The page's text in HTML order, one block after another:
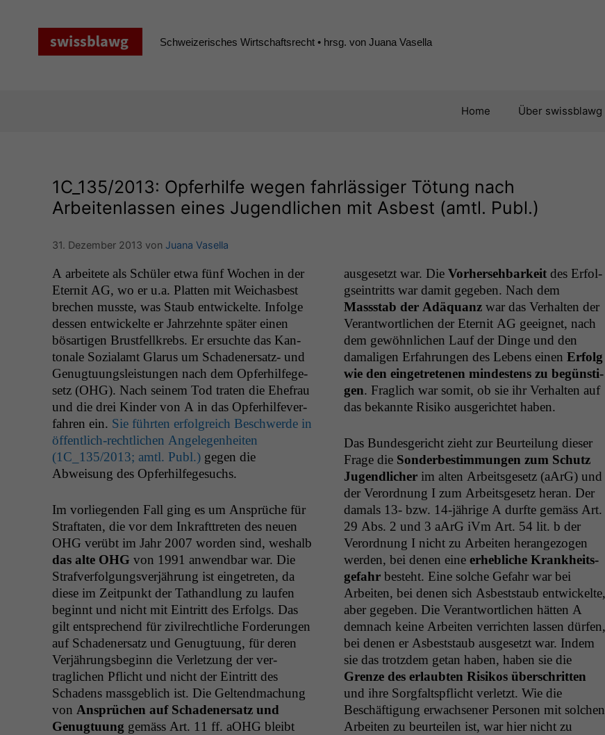
Schweizerisches Wirtschaftsrecht • hrsg. von Juana Vasella
Home Über swissblawg
1C_135/2013: Opferhilfe wegen fahrlässiger Tötung nach
Arbeitenlassen eines Jugendlichen mit Asbest (amtl. Publ.)
31. Dezember 2013 von Juana Vasella
A arbeit­ete als Schüler etwa fünf Wochen in der
Eter­nit AG, wo er u.a. Plat­ten mit Weichas­best
brechen musste, was Staub entwick­elte. Infolge
dessen entwick­elte er Jahrzehnte später einen
bösar­ti­gen Brust­fel­lkrebs. Er ersuchte das Kan­
tonale Sozialamt Glarus um Schaden­er­satz- und
Genug­tu­ungsleis­tun­gen nach dem Opfer­hil­fege­
setz (OHG). Nach seinem Tod trat­en die Ehe­frau
und die drei Kinder von A in das Opfer­hil­fever­
fahren ein. Sie führten erfol­gre­ich Beschw­erde in
öffentlich-rechtlichen Angele­gen­heit­en
(1C_135/2013; amtl. Publ.)gegen die
Abweisung des Opferhilfegesuchs.
Im vor­liegen­den Fall ging es um Ansprüche für
Straftat­en, die vor dem Inkraft­treten des neuen
OHG verübt im Jahr 2007 wor­den sind, weshalb
das alte OHG von 1991 anwend­bar war. Die
Strafver­fol­gungsver­jährung ist einge­treten, da
diese im Zeit­punkt der Tathand­lung zu laufen
begin­nt und nicht mit Ein­tritt des Erfol­gs. Das
gilt entsprechend für zivil­rechtliche Forderun­gen
auf Schaden­er­satz und Genug­tu­ung, für deren
Ver­jährungs­be­ginn die Ver­let­zung der ver­
traglichen Pflicht und nicht der Ein­tritt des
Schadens mass­ge­blich ist. Die Gel­tend­machung
von Ansprüchen auf Schaden­er­satz und
Genug­tu­ung gemäss Art. 11 ff. aOHG bleibt
aus­ge­set­zt war. Die Vorherse­hbarkeitdes Erfol­
g­sein­tritts war damit gegeben. Nach dem
Massstab der Adäquanzwar das Ver­hal­ten der
Ver­ant­wortlichen der Eter­nit AG geeignet, nach
dem gewöhn­lichen Lauf der Dinge und den
dama­li­gen Erfahrun­gen des Lebens einen Erfolg
wie den einge­trete­nen min­destens zu begün­sti­
gen. Fraglich war somit, ob sie ihr Ver­hal­ten auf
das bekan­nte Risiko aus­gerichtet haben.
Das Bun­des­gericht zieht zur Beurteilung dieser
Frage die Son­derbes­tim­mungen zum Schutz
Jugendlich­erim alten Arbeits­ge­setz (aArG) und
der Verord­nung I zum Arbeits­ge­setz her­an. Der
damals 13- bzw. 14-jährige A durfte gemäss Art.
29 Abs. 2 und 3 aArG iVm Art. 54 lit. b der
Verord­nung I nicht zu Arbeit­en herange­zo­gen
wer­den, bei denen eine erhe­bliche Krankheits­
ge­fahrbeste­ht. Eine solche Gefahr war bei
Arbeit­en, bei denen sich Asbest­staub entwick­elte,
aber gegeben. Die Ver­ant­wortlichen hät­ten A
dem­nach keine Arbeit­en ver­richt­en lassen dür­fen,
bei denen er Asbest­staub aus­ge­set­zt war. Indem
sie das trotz­dem getan haben, haben sie die
Gren­ze des erlaubten Risikos über­schrit­ten
und ihre Sorgfalt­spflicht ver­let­zt. Wie die
Beschäf­ti­gung erwach­sen­er Per­so­n­en mit solchen
Arbeit­en zu beurteilen ist, war hier nicht zu